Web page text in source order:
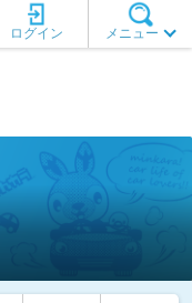
メニュー
ログイン